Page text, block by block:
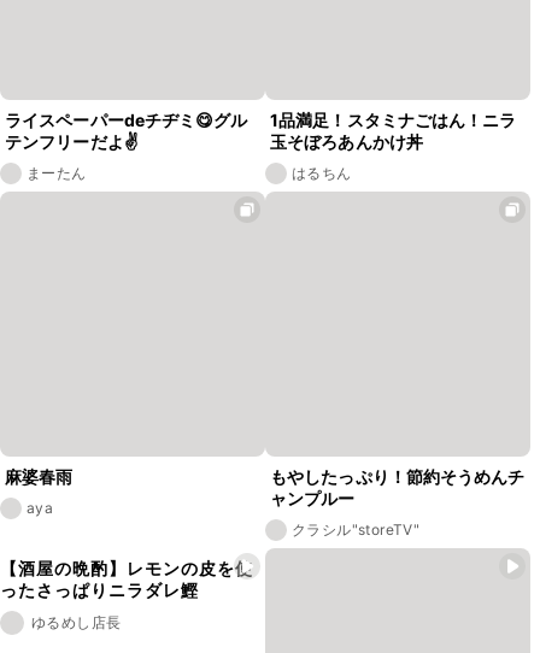
ライスペーパーdeチヂミ😋グル
テンフリーだよ✌️
まーたん
1品満足！スタミナごはん！ニラ
玉そぼろあんかけ丼
はるちん
麻婆春雨
aya
もやしたっぷり！節約そうめんチ
ャンプルー
クラシル"storeTV"
【酒屋の晩酌】レモンの皮を使
ったさっぱりニラダレ鰹
ゆるめし店長